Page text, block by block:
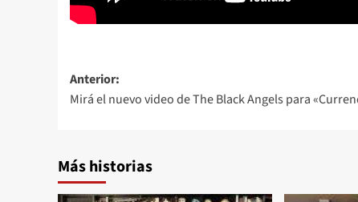
Navegación
de
Anterior:
Mirá el nuevo video de The Black Angels para
Más historias